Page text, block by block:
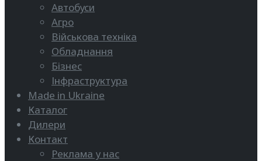
Автобуси
Агро
Військова техніка
Обладнання
Бізнес
Інфраструктура
Made in Ukraine
Каталог
Дилери
Контакт
Реклама у нас